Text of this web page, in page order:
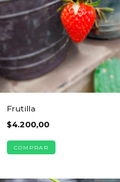
Frutilla
$4.200,00
COMPRAR